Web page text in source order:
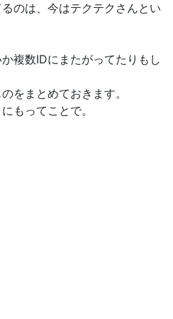
のは、今はテクテクさんとい
複数IDにまたがってたりもし
をまとめておきます。
もってことで。